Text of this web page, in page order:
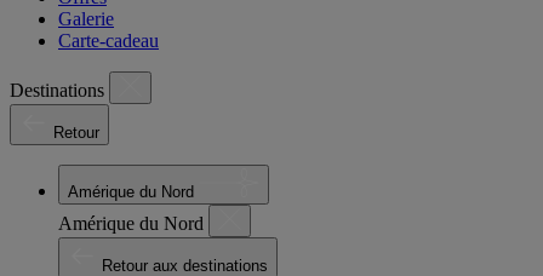
Galerie
Carte-cadeau
Destinations
Retour
Amérique du Nord
Amérique du Nord
Retour aux destinations